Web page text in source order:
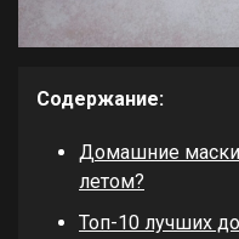
Содержание:
Домашние маски
летом?
Топ-10 лучших